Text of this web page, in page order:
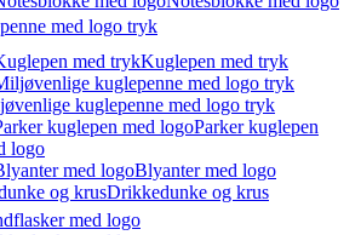
med logo tryk
Kuglepen med tryk
kuglepenne med logo tryk
Parker kuglepen
logo
Blyanter med logo
Drikkedunke og krus
med logo